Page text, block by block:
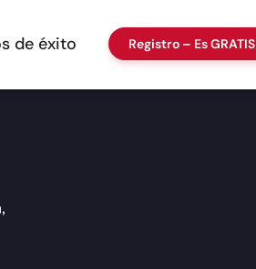
de éxito Registro – Es GRATIS